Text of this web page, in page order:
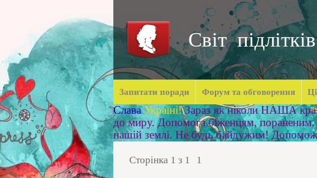
Світ підлітків
Запитати поради Форум та обговорення
Слава Україні! Зараз як ніколи НАША
до миру. Допомога біженцям, пораненим,
нашій землі. Не будь байдужим!
Сторінка 1 з 1 1